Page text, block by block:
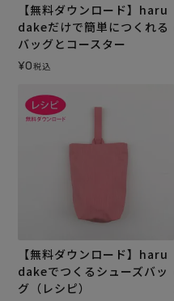
【無料ダウンロード】haru
dakeだけで簡単につくれる
バッグとコースター
¥0税込
【無料ダウンロード】haru
dakeでつくるシューズバッ
グ（レシピ）